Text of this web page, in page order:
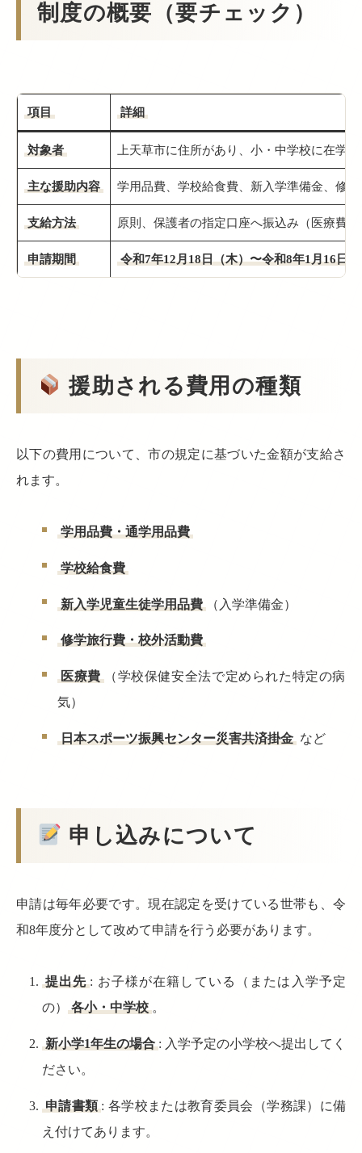
制度の概要（要チェック）
項目 詳細
対象者 上天草市に住所があり、小・中学校に在学
主な援助内容 学用品費、学校給食費、新入学準備金、修
支給方法 原則、保護者の指定口座へ振込み（医療費
申請期間 令和7年12月18日（木）〜令和8年1月16日
援助される費用の種類
以下の費用について、市の規定に基づいた金額が支給さ
れます。
学用品費・通学用品費
学校給食費
新入学児童生徒学用品費 （入学準備金）
修学旅行費・校外活動費
医療費
（学校保健安全法で定められた特定の病
気）
日本スポーツ振興センター災害共済掛金 など
申し込みについて
申請は毎年必要です。現在認定を受けている世帯も、令
和8年度分として改めて申請を行う必要があります。
提出先 : お子様が在籍している（または入学予定
の）
各小・中学校 。
新小学1年生の場合 : 入学予定の小学校へ提出してく
ださい。
申請書類 : 各学校または教育委員会（学務課）に備
え付けてあります。